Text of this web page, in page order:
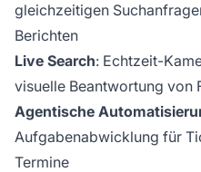
gleichzeitigen
Berichten
Live Search: Echtzeit-
visuelle Beantwortung von
Agentische
Aufgabenabwicklung für
Termine